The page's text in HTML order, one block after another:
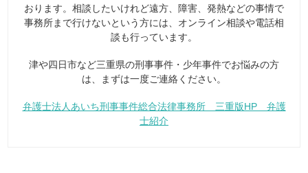
おります。相談したいけれど遠方、障害、発熱などの事情で
事務所まで行けないという方には、オンライン相談や電話相
談も行っています。
津や四日市など三重県の刑事事件・少年事件でお悩みの方
は、まずは一度ご連絡ください。
弁護士法人あいち刑事事件総合法律事務所 三重版HP 弁護
士紹介